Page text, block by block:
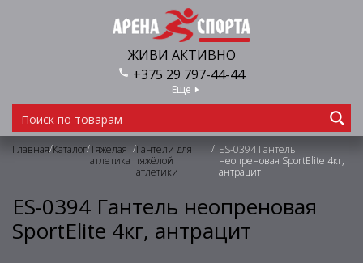
ЖИВИ АКТИВНО
+375 29 797-44-44
Еще
Главная/Каталог/Тяжелая
атлетика
/Гантели для
тяжёлой
атлетики
/ ES-0394 Гантель
неопреновая SportElite 4кг,
антрацит
ES-0394 Гантель неопреновая
SportElite 4кг, антрацит